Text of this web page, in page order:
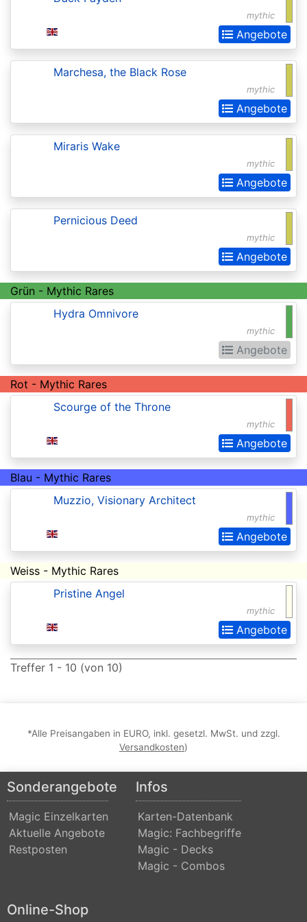
Aether
Aetherdrift:
Reborn
Alliances
Amonkhet
Amonkhet
Invocations
Apocalypse
Arabian
Avacyn
Restored
Commander
Baldurs
for
Betrayers
of
Kamigawa
Bloomburrow
Bloomburrow:
Born
mythic
Angebote
mythic
Marchesa, the Black Rose
Angebote
mythic
Miraris Wake
Angebote
mythic
Pernicious Deed
Angebote
Grün - Mythic Rares
mythic
Hydra Omnivore
Angebote
Rot - Mythic Rares
mythic
Scourge of the Throne
Angebote
Blau - Mythic Rares
mythic
Muzzio, Visionary Architect
Angebote
Weiss - Mythic Rares
mythic
Pristine Angel
Angebote
Treffer 1 - 10 (von 10)
*Alle Preisangaben in EURO, inkl. gesetzl. MwSt. und zzgl.
Versandkosten)
Sonderangebote
Magic Einzelkarten
Aktuelle Angebote
Restposten
Infos
Karten-Datenbank
Magic: Fachbegriffe
Magic - Decks
Magic - Combos
Online-Shop